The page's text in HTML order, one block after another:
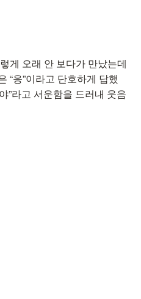
게 오래 안 보다가 만났는데
“응”이라고 단호하게 답했
”라고 서운함을 드러내 웃음